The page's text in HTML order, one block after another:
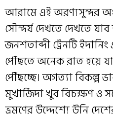
আরামে এই অরণ্যসুন্দর
সৌন্দর্য দেখতে দেখতে
জনশতাব্দী ট্রেনটি
পৌঁছতে অনেক রাত হয়ে
পৌঁছচ্ছে। অগত্যা বিকল্প
মুখার্জিদা খুব বিচক্ষণ ও
ভ্রমণের উদ্দেশ্যে উনি